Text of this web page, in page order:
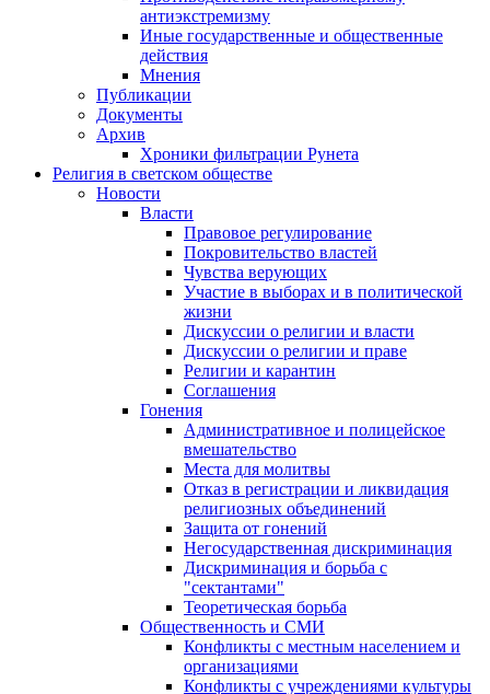
антиэкстремизму
Иные государственные и общественные
действия
Мнения
Публикации
Документы
Архив
Хроники фильтрации Рунета
Религия в светском обществе
Новости
Власти
Правовое регулирование
Покровительство властей
Чувства верующих
Участие в выборах и в политической
жизни
Дискуссии о религии и власти
Дискуссии о религии и праве
Религии и карантин
Соглашения
Гонения
Административное и полицейское
вмешательство
Места для молитвы
Отказ в регистрации и ликвидация
религиозных объединений
Защита от гонений
Негосударственная дискриминация
Дискриминация и борьба с
"сектантами"
Теоретическая борьба
Общественность и СМИ
Конфликты с местным населением и
организациями
Конфликты с учреждениями культуры